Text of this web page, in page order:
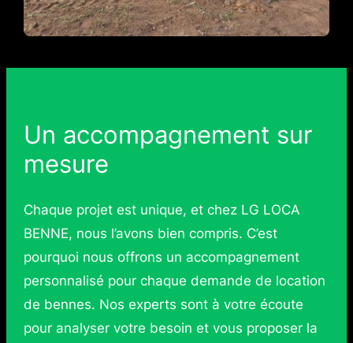
Un accompagnement sur
mesure
Chaque projet est unique, et chez LG LOCA
BENNE, nous l’avons bien compris. C’est
pourquoi nous offrons un accompagnement
personnalisé pour chaque demande de location
de bennes. Nos experts sont à votre écoute
pour analyser votre besoin et vous proposer la